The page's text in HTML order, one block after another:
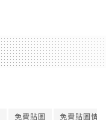
免費貼圖 免費貼圖情報